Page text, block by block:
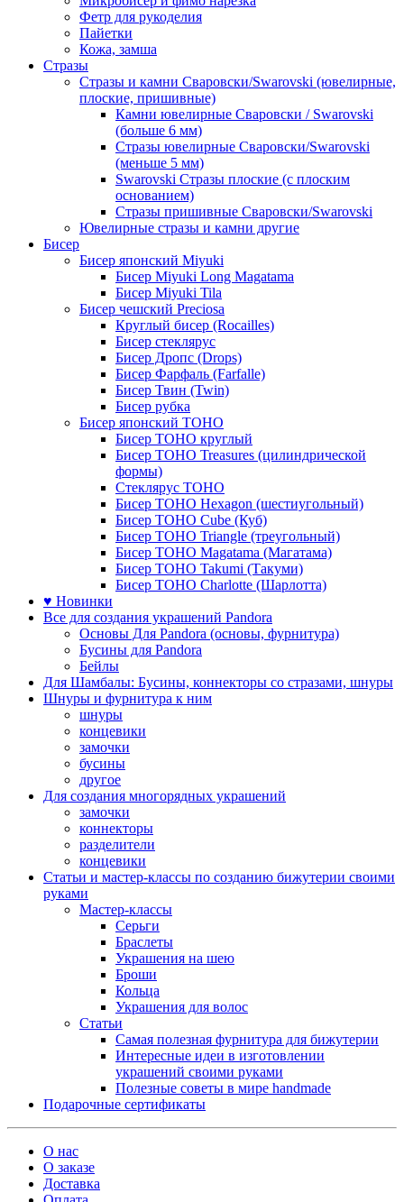
Фетр для рукоделия
Пайетки
Кожа, замша
Стразы
Стразы и камни Сваровски/Swarovski (ювелирные,
плоские, пришивные)
Камни ювелирные Сваровски / Swarovski
(больше 6 мм)
Стразы ювелирные Сваровски/Swarovski
(меньше 5 мм)
Swarovski Стразы плоские (с плоским
основанием)
Стразы пришивные Сваровски/Swarovski
Ювелирные стразы и камни другие
Бисер
Бисер японский Miyuki
Бисер Miyuki Long Magatama
Бисер Miyuki Tila
Бисер чешский Preciosa
Круглый бисер (Rocailles)
Бисер стеклярус
Бисер Дропс (Drops)
Бисер Фарфаль (Farfalle)
Бисер Твин (Twin)
Бисер рубка
Бисер японский TOHO
Бисер TOHO круглый
Бисер TOHO Treasures (цилиндрической
формы)
Стеклярус TOHO
Бисер TOHO Hexagon (шестиугольный)
Бисер TOHO Cube (Куб)
Бисер TOHO Triangle (треугольный)
Бисер TOHO Magatama (Магатама)
Бисер TOHO Takumi (Такуми)
Бисер TOHO Charlotte (Шарлотта)
♥ Новинки
Все для создания украшений Pandora
Основы Для Pandora (основы, фурнитура)
Бусины для Pandora
Бейлы
Для Шамбалы: Бусины, коннекторы со стразами, шнуры
Шнуры и фурнитура к ним
шнуры
концевики
замочки
бусины
другое
Для создания многорядных украшений
замочки
коннекторы
разделители
концевики
Статьи и мастер-классы по созданию бижутерии своими
руками
Мастер-классы
Серьги
Браслеты
Украшения на шею
Броши
Кольца
Украшения для волос
Статьи
Самая полезная фурнитура для бижутерии
Интересные идеи в изготовлении
украшений своими руками
Полезные советы в мире handmade
Подарочные сертификаты
О нас
О заказе
Доставка